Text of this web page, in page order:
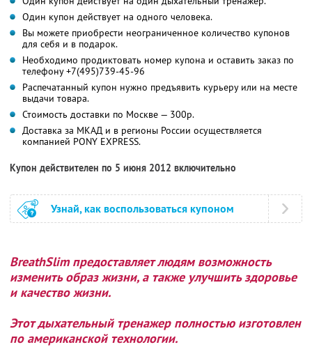
Один купон действует на одного человека.
Вы можете приобрести неограниченное количество купонов
для себя и в подарок.
Необходимо продиктовать номер купона и оставить заказ по
телефону +7(495)739-45-96
Распечатанный купон нужно предъявить курьеру или на месте
выдачи товара.
Стоимость доставки по Москве — 300р.
Доставка за МКАД и в регионы России осуществляется
компанией PONY EXPRESS.
Купон действителен по 5 июня 2012 включительно
Узнай, как воспользоваться купоном
BreathSlim предоставляет людям возможность
изменить образ жизни, а также улучшить здоровье
и качество жизни.
Этот дыхательный тренажер полностью изготовлен
по американской технологии.